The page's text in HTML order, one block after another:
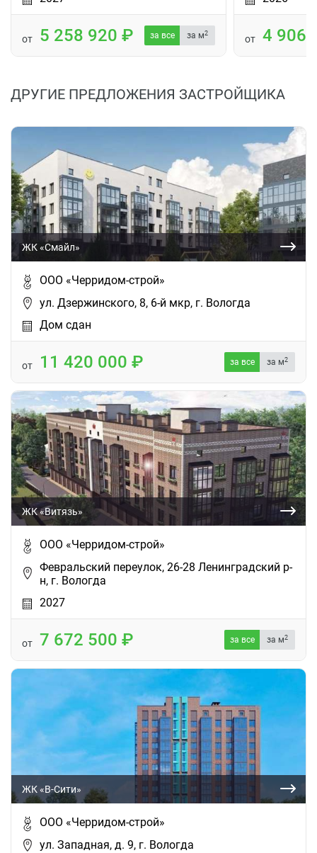
от 5 258 920 за все за м2
от 4 906
ДРУГИЕ ПРЕДЛОЖЕНИЯ ЗАСТРОЙЩИКА
ЖК «Смайл»
ООО «Черридом-строй»
ул. Дзержинского, 8, 6-й мкр, г. Вологда
Дом сдан
от 11 420 000 за все за м2
ЖК «Витязь»
ООО «Черридом-строй»
Февральский переулок, 26-28 Ленинградский р-
н, г. Вологда
2027
от 7 672 500 за все за м2
ЖК «В-Сити»
ООО «Черридом-строй»
ул. Западная, д. 9, г. Вологда